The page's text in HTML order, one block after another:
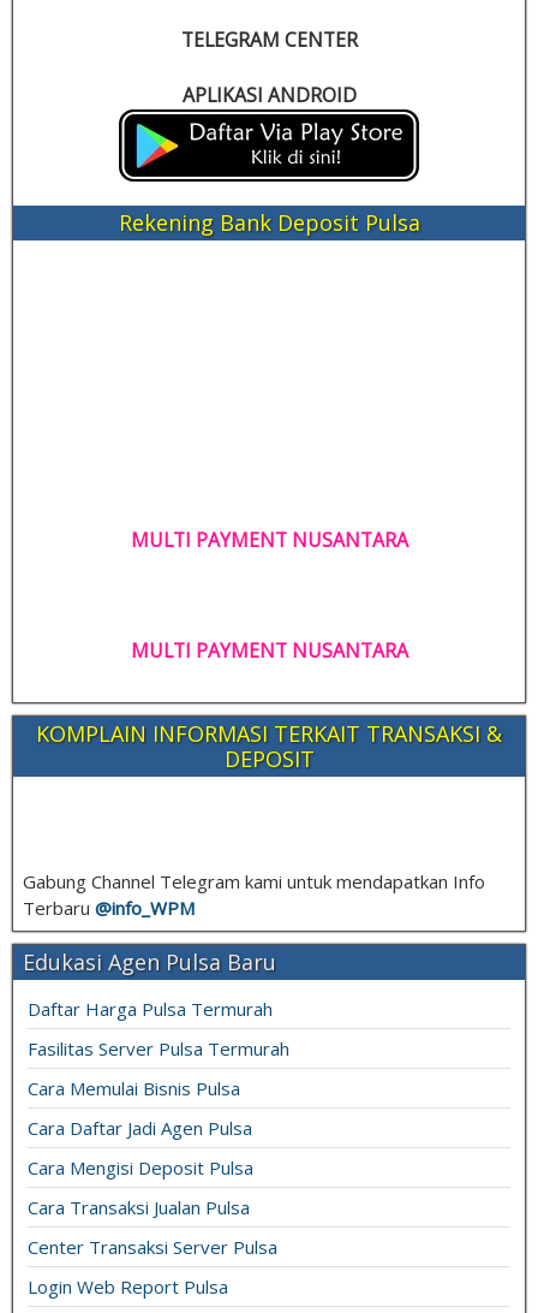
TELEGRAM CENTER
APLIKASI ANDROID
Rekening Bank Deposit Pulsa
MULTI PAYMENT NUSANTARA
MULTI PAYMENT NUSANTARA
KOMPLAIN INFORMASI TERKAIT TRANSAKSI &
DEPOSIT
Gabung Channel Telegram kami untuk mendapatkan Info
Terbaru @info_ WPM
Edukasi Agen Pulsa Baru
Daftar Harga Pulsa Termurah
Fasilitas Server Pulsa Termurah
Cara Memulai Bisnis Pulsa
Cara Daftar Jadi Agen Pulsa
Cara Mengisi Deposit Pulsa
Cara Transaksi Jualan Pulsa
Center Transaksi Server Pulsa
Login Web Report Pulsa